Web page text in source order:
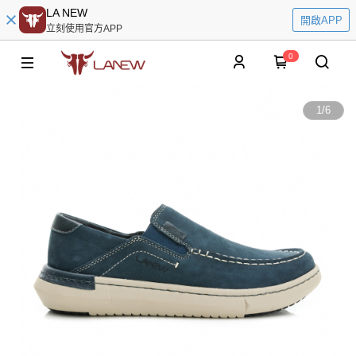
LA NEW
立刻使用官方APP
開啟APP
0
1/6